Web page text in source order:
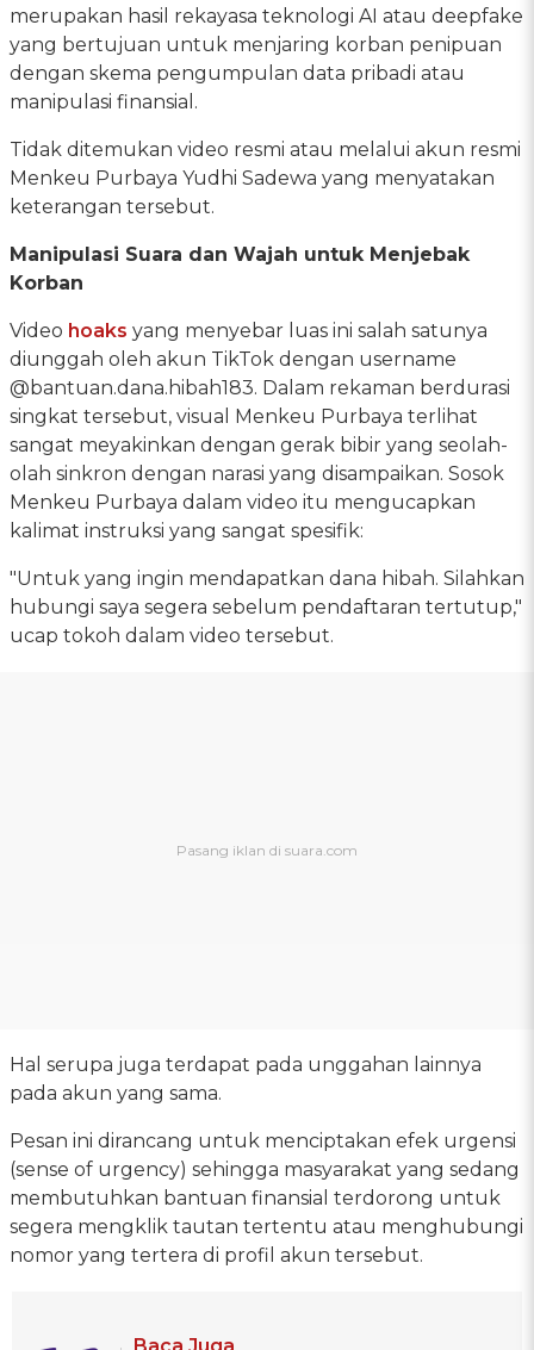
merupakan hasil rekayasa teknologi AI atau deepfake
yang bertujuan untuk menjaring korban penipuan
dengan skema pengumpulan data pribadi atau
manipulasi finansial.
Tidak ditemukan video resmi atau melalui akun resmi
Menkeu Purbaya Yudhi Sadewa yang menyatakan
keterangan tersebut.
Manipulasi Suara dan Wajah untuk Menjebak
Korban
Video hoaks yang menyebar luas ini salah satunya
diunggah oleh akun TikTok dengan username
@bantuan.dana.hibah183. Dalam rekaman berdurasi
singkat tersebut, visual Menkeu Purbaya terlihat
sangat meyakinkan dengan gerak bibir yang seolah-
olah sinkron dengan narasi yang disampaikan. Sosok
Menkeu Purbaya dalam video itu mengucapkan
kalimat instruksi yang sangat spesifik:
"Untuk yang ingin mendapatkan dana hibah. Silahkan
hubungi saya segera sebelum pendaftaran tertutup,"
ucap tokoh dalam video tersebut.
Hal serupa juga terdapat pada unggahan lainnya
pada akun yang sama.
Pesan ini dirancang untuk menciptakan efek urgensi
(sense of urgency) sehingga masyarakat yang sedang
membutuhkan bantuan finansial terdorong untuk
segera mengklik tautan tertentu atau menghubungi
nomor yang tertera di profil akun tersebut.